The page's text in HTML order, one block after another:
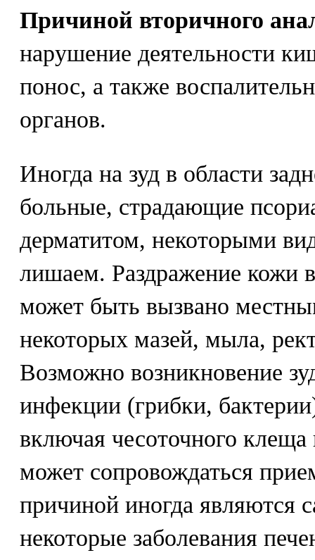
Причиной вторичного
нарушение деятельности
понос, а также
органов.
Иногда на зуд в области
больные, страдающие
дерматитом, некоторыми
лишаем. Раздражение кожи
может быть вызвано
некоторых мазей, мыла,
Возможно возникновение
инфекции (грибки,
включая чесоточного
может сопровождаться
причиной иногда являются
некоторые заболевания